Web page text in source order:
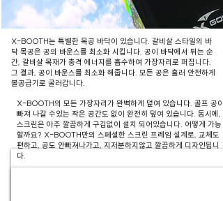
X-BOOTH는 특별한 목공 바닥이 있습니다. 갈비살 스타일의 바
닥 목공은 공의 바운스를 최소화 시킵니다. 공이 바닥에서 튀는 순
간, 갈비살 목재가 충격 에너지를 흡수하여 가장자리로 퍼집니다.
그 결과, 공이 바운스를 최소화 해줍니다. 모든 공은 흘러 안전하게
볼공급기로 굴러갑니다.
X-BOOTH의 모든 가장자리가 완벽하게 덮여 있습니다. 골프 공이
빠져 나갈 수있는 작은 공간도 없이 완전히 덮여 있습니다. 동시에,
스크린은 아주 깔끔하게 구김없이 설치 되어있습니다. 어떻게 가능
할까요? X-BOOTH만의 스페셜한 스크린 프레임 설계로, 교체도
편하고, 공도 안빠져나가고, 지저분하지않고 깔끔하게 디자인됩니
다.